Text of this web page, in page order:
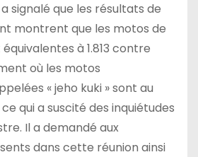
signalé que les résultats de
montrent que les motos de
à 1.813 contre
où les motos
« jeho kuki » sont au
qui a suscité des inquiétudes
Il a demandé aux
dans cette réunion ainsi